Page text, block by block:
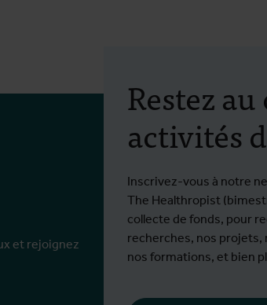
et rejoignez
Restez
activités
Inscrivez-vous à notre
The Healthropist
collecte de fonds, pour
recherches, nos projets,
nos formations, et bien